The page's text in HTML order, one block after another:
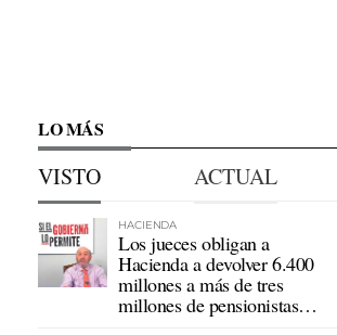
LO MÁS
VISTO ACTUAL
HACIENDA
Los jueces obligan a
Hacienda a devolver 6.400
millones a más de tres
millones de pensionistas